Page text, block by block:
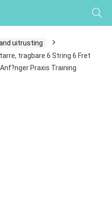
uitrusting
tragbare 6 String 6 Fret
Praxis Training